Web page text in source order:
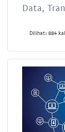
Data,
Dilihat: 884